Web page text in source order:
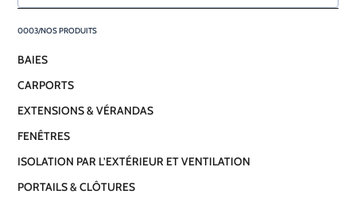
4,0
NOS PRODUITS
BAIES
CARPORTS
EXTENSIONS & VÉRANDAS
FENÊTRES
ISOLATION PAR L’EXTÉRIEUR ET VENTILATION
PORTAILS & CLÔTURES